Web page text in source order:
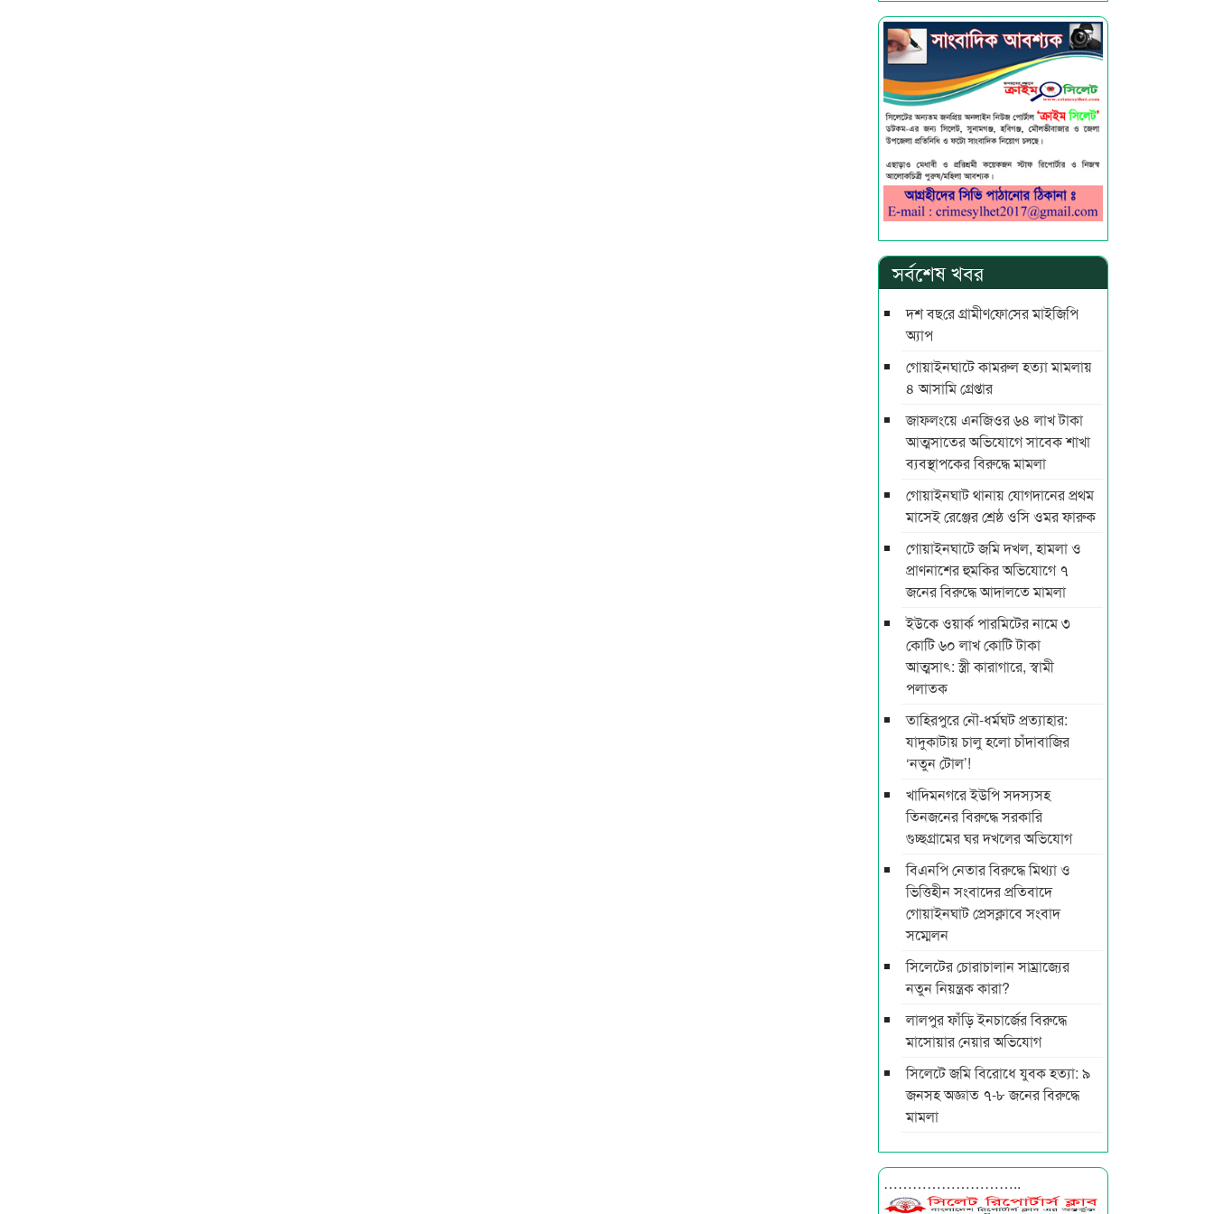
সর্বশেষ খবর
দশ বছ‌রে গ্রামীণ‌ফো‌সের মাইজিপি
অ্যাপ
গোয়াইনঘাটে কামরুল হত্যা মামলায়
৪ আসামি গ্রেপ্তার
জাফলংয়ে এনজিওর ৬৪ লাখ টাকা
আত্মসাতের অভিযোগে সাবেক শাখা
ব্যবস্থাপকের বিরুদ্ধে মামলা
গোয়াইনঘাট থানায় যোগদানের প্রথম
মাসেই রেঞ্জের শ্রেষ্ঠ ওসি ওমর ফারুক
গোয়াইনঘাটে জমি দখল, হামলা ও
প্রাণনাশের হুমকির অভিযোগে ৭
জনের বিরুদ্ধে আদালতে মামলা
ইউকে ওয়ার্ক পারমিটের নামে ৩
কোটি ৬০ লাখ কোটি টাকা
আত্মসাৎ: স্ত্রী কারাগারে, স্বামী
পলাতক
তাহিরপুরে নৌ-ধর্মঘট প্রত্যাহার:
যাদুকাটায় চালু হলো চাঁদাবাজির
‘নতুন টোল’!
খাদিমনগরে ইউপি সদস্যসহ
তিনজনের বিরুদ্ধে সরকারি
গুচ্ছগ্রামের ঘর দখলের অভিযোগ
বিএনপি নেতার বিরুদ্ধে মিথ্যা ও
ভিত্তিহীন সংবাদের প্রতিবাদে
গোয়াইনঘাট প্রেসক্লাবে সংবাদ
সম্মেলন
সিলেটের চোরাচালান সাম্রাজ্যের
নতুন নিয়ন্ত্রক কারা?
লালপুর ফাঁড়ি ইনচার্জের বিরুদ্ধে
মাসোয়ার নেয়ার অভিযোগ
সিলেটে জমি বিরোধে যুবক হত্যা: ৯
জনসহ অজ্ঞাত ৭-৮ জনের বিরুদ্ধে
মামলা
………………………..